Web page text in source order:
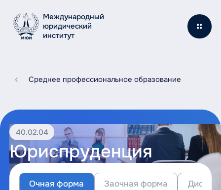
Международный
юридический
институт
Среднее профессиональное образование
40.02.04
Юриспруденция
Очная форма Заочная форма